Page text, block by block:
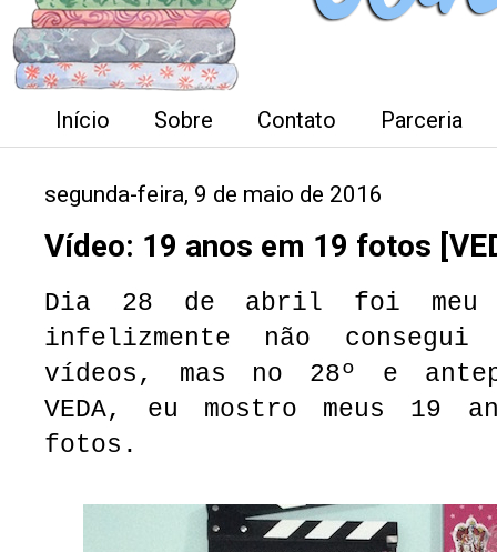
Início Sobre Contato Parceria
segunda-feira, 9 de maio de 2016
Vídeo: 19 anos em 19 fotos
Dia 28 de abril foi meu
infelizmente não
vídeos, mas no 28º e
VEDA, eu mostro meus 19
fotos.